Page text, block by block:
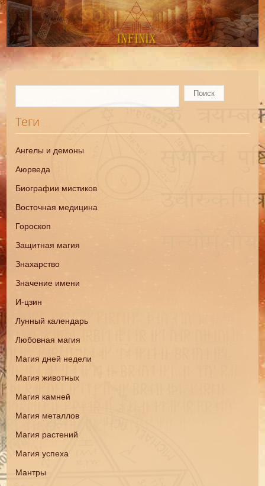
Теги
Ангелы и демоны
Аюрведа
Биографии мистиков
Восточная медицина
Гороскоп
Защитная магия
Знахарство
Значение имени
И-цзин
Лунный календарь
Любовная магия
Магия дней недели
Магия животных
Магия камней
Магия металлов
Магия растений
Магия успеха
Мантры